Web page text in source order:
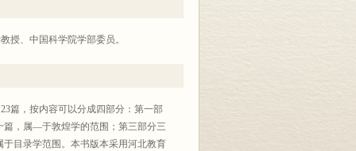
、中国科学院学部委员。
，按内容可以分成四部分：第一部
篇，属—于敦煌学的范围；第三部分三
目录学范围。本书版本采用河北教育